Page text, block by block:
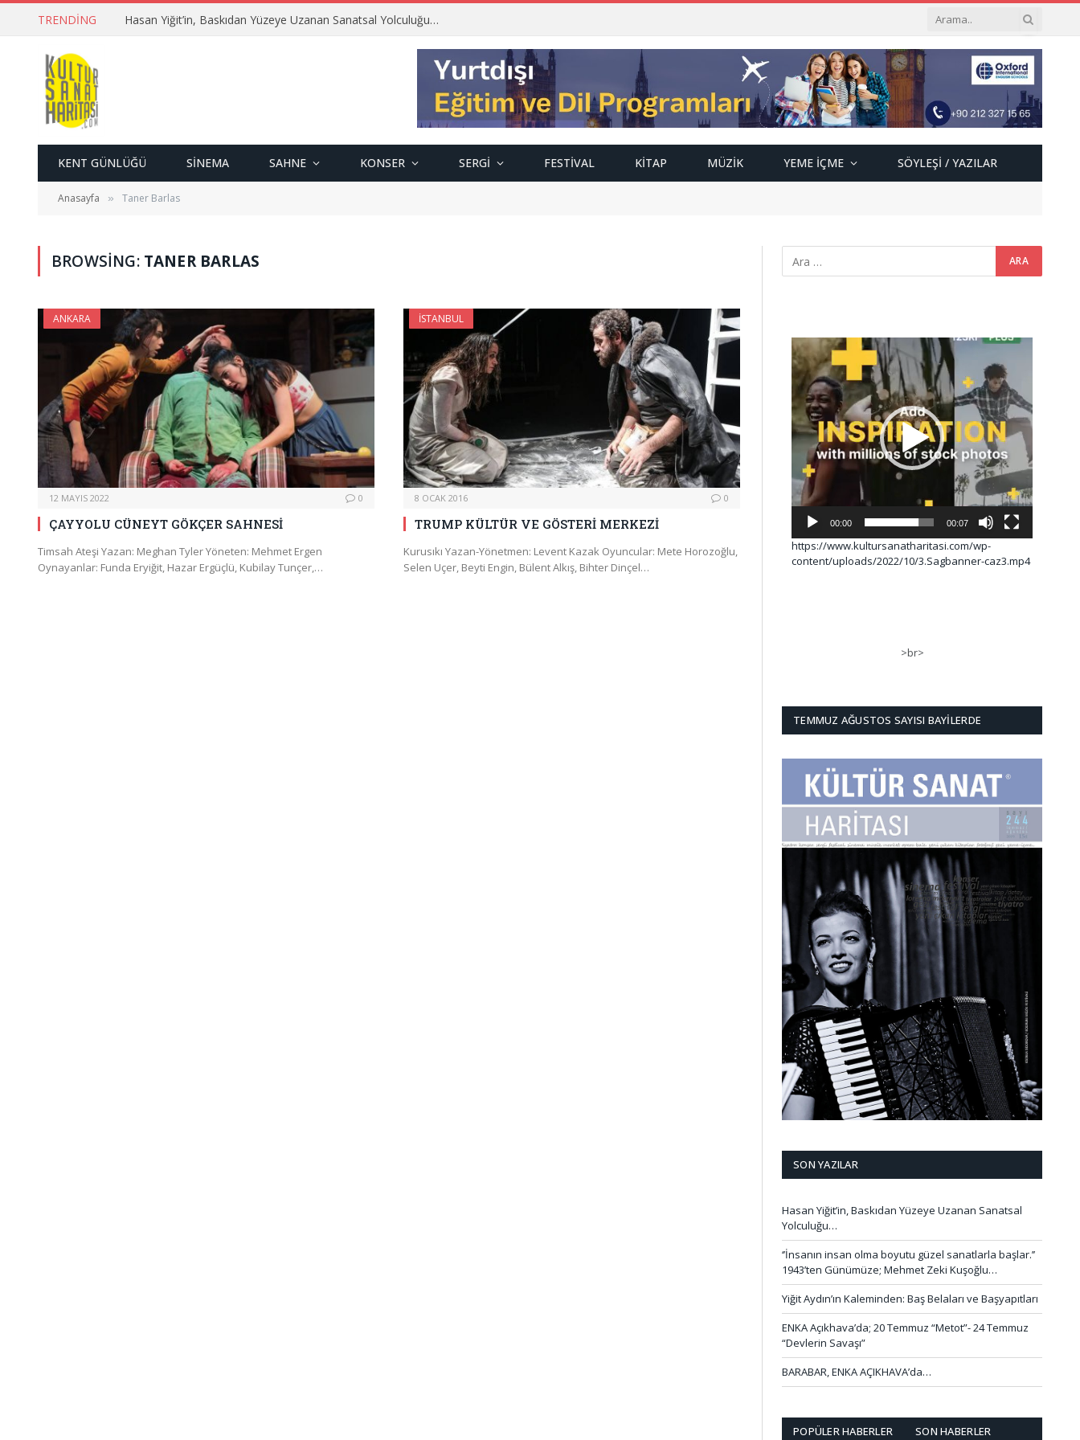
TRENDING Hasan Yiğit’in, Baskıdan Yüzeye Uzanan Sanatsal Yolculuğu…
KENT GÜNLÜĞÜ SINEMA SAHNE KONSER SERGI FESTIVAL KITAP MÜZIK YEME İÇME SÖYLEŞI / YAZILAR
Anasayfa » Taner Barlas
BROWSING: TANER BARLAS
ANKARA
12 MAYIS 2022 0
ÇAYYOLU CÜNEYT GÖKÇER SAHNESİ
Timsah Ateşi Yazan: Meghan Tyler Yöneten: Mehmet Ergen
Oynayanlar: Funda Eryiğit, Hazar Ergüçlü, Kubilay Tunçer,…
İSTANBUL
8 OCAK 2016 0
TRUMP KÜLTÜR VE GÖSTERİ MERKEZİ
Kurusıkı Yazan-Yönetmen: Levent Kazak Oyuncular: Mete Horozoğlu,
Selen Uçer, Beyti Engin, Bülent Alkış, Bihter Dinçel…
Video
oynatıcı
00:00 00:07
https://www.kultursanatharitasi.com/wp-
content/uploads/2022/10/3.Sagbanner-caz3.mp4
>br>
TEMMUZ AĞUSTOS SAYISI BAYILERDE
SON YAZILAR
Hasan Yiğit’in, Baskıdan Yüzeye Uzanan Sanatsal
Yolculuğu…
‘’İnsanın insan olma boyutu güzel sanatlarla başlar.’’
1943’ten Günümüze; Mehmet Zeki Kuşoğlu…
Yiğit Aydın’ın Kaleminden: Baş Belaları ve Başyapıtları
ENKA Açıkhava’da; 20 Temmuz “Metot”- 24 Temmuz
“Devlerin Savaşı”
BARABAR, ENKA AÇIKHAVA’da…
POPÜLER HABERLER SON HABERLER